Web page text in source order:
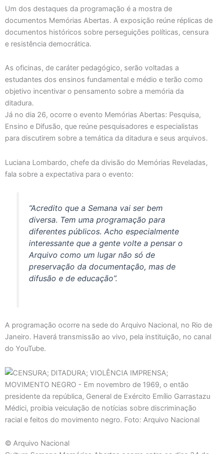
Um dos destaques da programação é a mostra de
documentos Memórias Abertas. A exposição reúne réplicas de
documentos históricos sobre perseguições políticas, censura
e resistência democrática.
As oficinas, de caráter pedagógico, serão voltadas a
estudantes dos ensinos fundamental e médio e terão como
objetivo incentivar o pensamento sobre a memória da
ditadura.
Já no dia 26, ocorre o evento Memórias Abertas: Pesquisa,
Ensino e Difusão, que reúne pesquisadores e especialistas
para discutirem sobre a temática da ditadura e seus arquivos.
Luciana Lombardo, chefe da divisão do Memórias Reveladas,
fala sobre a expectativa para o evento:
“Acredito que a Semana vai ser bem
diversa. Tem uma programação para
diferentes públicos. Acho especialmente
interessante que a gente volte a pensar o
Arquivo como um lugar não só de
preservação da documentação, mas de
difusão e de educação”.
A programação ocorre na sede do Arquivo Nacional, no Rio de
Janeiro. Haverá transmissão ao vivo, pela instituição, no canal
do YouTube.
© Arquivo Nacional